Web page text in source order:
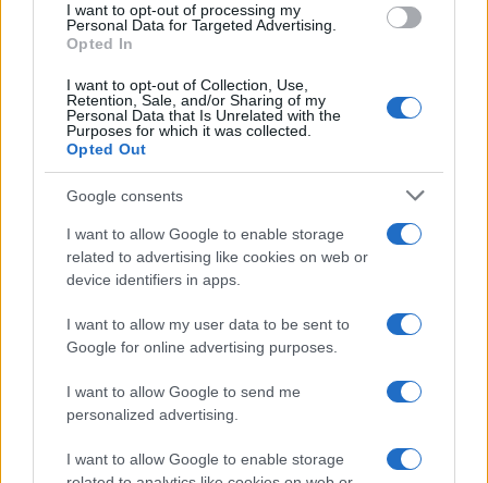
I want to opt-out of processing my
Personal Data for Targeted Advertising.
Opted In
I want to opt-out of Collection, Use,
Retention, Sale, and/or Sharing of my
Personal Data that Is Unrelated with the
Purposes for which it was collected.
Opted Out
Google consents
I want to allow Google to enable storage
related to advertising like cookies on web or
device identifiers in apps.
I want to allow my user data to be sent to
Google for online advertising purposes.
I want to allow Google to send me
personalized advertising.
I want to allow Google to enable storage
FŐCÍM
AJÁNLOTT VIDEÓK
elemző műsor a baloldal hazugságairól Görbe tükör a baloldalról
elemző műsor a baloldal hazugságairól
Küzdőtér
talk-show